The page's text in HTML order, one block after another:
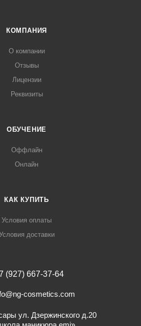
КОМПАНИЯ
О компании
Отзывы
Лицензии
Реквизиты
ОБУЧЕНИЕ
Оффлайн
Онлайн
КАК КУПИТЬ
Условия оплаты
доставки
(927) 667-37-64
cosmetics.com
ул. Дзержинского д.20